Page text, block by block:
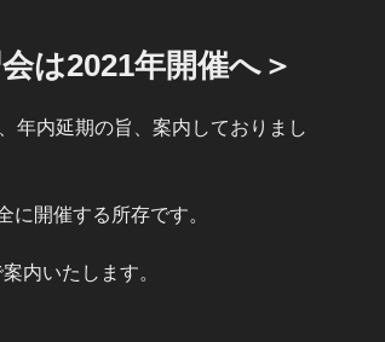
は2021年開催へ＞
年内延期の旨、案内しておりまし
に開催する所存です。
内いたします。